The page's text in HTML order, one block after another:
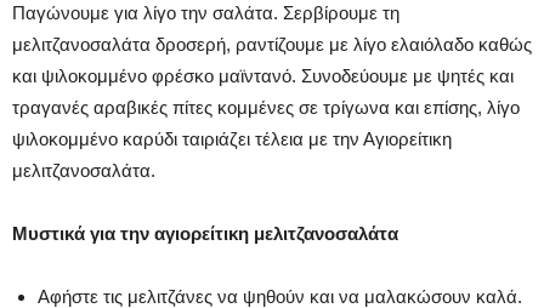
Παγώνουμε για λίγο την σαλάτα. Σερβίρουμε τη
μελιτζανοσαλάτα δροσερή, ραντίζουμε με λίγο ελαιόλαδο καθώς
και ψιλοκομμένο φρέσκο μαϊντανό. Συνοδεύουμε με ψητές και
τραγανές αραβικές πίτες κομμένες σε τρίγωνα και επίσης, λίγο
ψιλοκομμένο καρύδι ταιριάζει τέλεια με την Αγιορείτικη
μελιτζανοσαλάτα.
Μυστικά για την αγιορείτικη μελιτζανοσαλάτα
Αφήστε τις μελιτζάνες να ψηθούν και να μαλακώσουν καλά.